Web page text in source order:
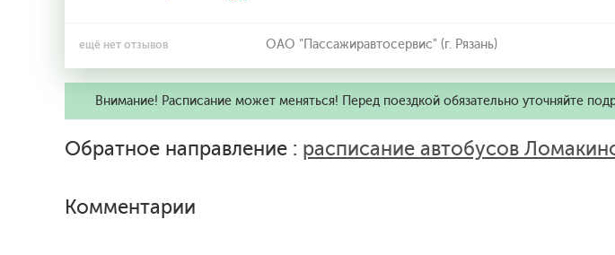
ещё нет отзывов ОАО "Пассажиравтосервис" (г. Рязань)
Внимание! Расписание может меняться! Перед поездкой обязательно уточняйте
Обратное направление : расписание автобусов
Комментарии